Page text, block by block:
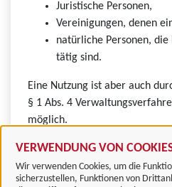
VERWENDUNG VON
Wir verwenden Cookies, um die
sicherzustellen, Funktionen von
Juristische Personen,
Vereinigungen, denen
natürliche Personen,
tätig sind.
Eine Nutzung ist aber auch
§ 1 Abs. 4
möglich.